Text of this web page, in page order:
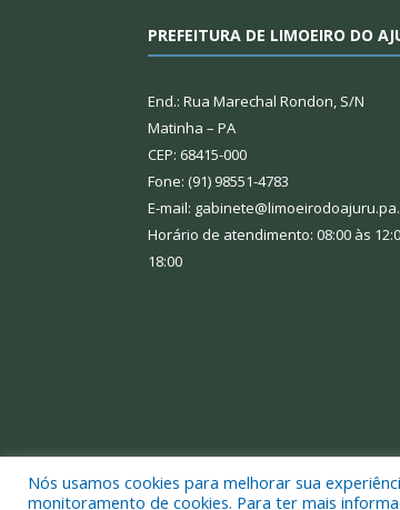
PREFEITURA DE LIMOEIRO DO
End.: Rua Marechal Rondon, S/N
Matinha – PA
CEP: 68415-000
Fone: (91) 98551-4783
E-mail:
Horário de atendimento: 08:00 às
18:00
Todos os direitos reservados a
Nós usamos cookies para melhorar sua
monitoramento de cookies. Para ter mais